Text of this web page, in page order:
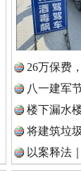
网.
网.
26万保费
八一建军
楼下漏水
将建筑垃
以案释法